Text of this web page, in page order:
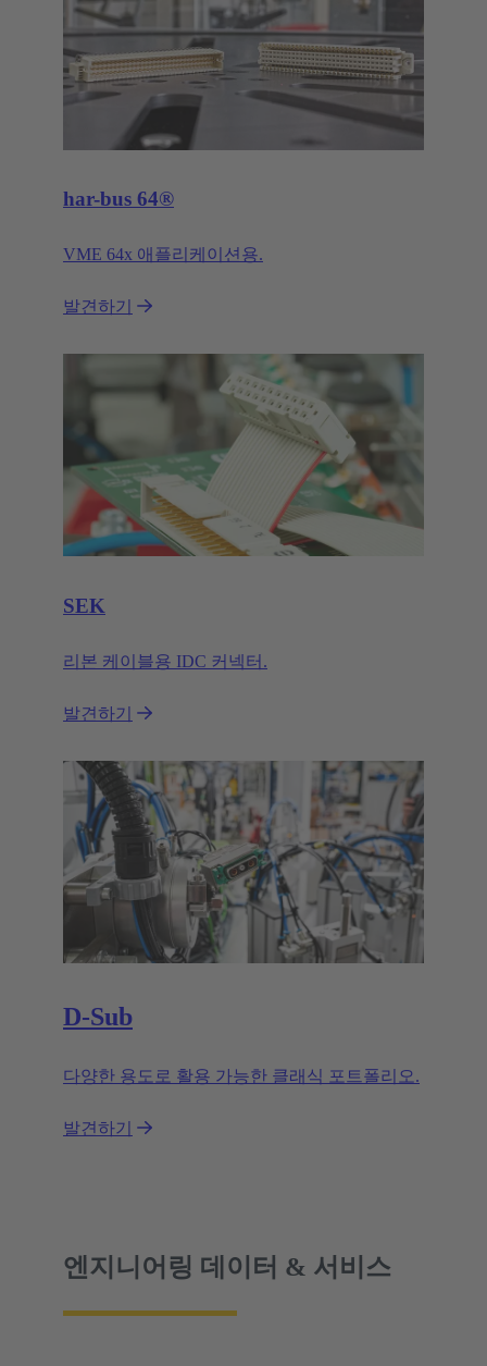
har-bus 64®
VME 64x 애플리케이션용.
발견하기
SEK
리본 케이블용 IDC 커넥터.
발견하기
D-Sub
다양한 용도로 활용 가능한 클래식 포트폴리오.
발견하기
엔지니어링 데이터 & 서비스